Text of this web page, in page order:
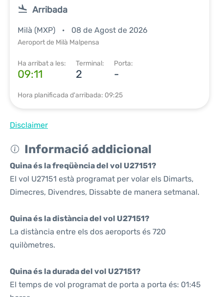
Arribada
Milà (MXP) 08 de Agost de 2026
Aeroport de Milà Malpensa
Ha arribat a les:
09:11
Terminal:
2
Porta:
-
Hora planificada d'arribada: 09:25
Disclaimer
Informació addicional
Quina és la freqüència del vol U27151?
El vol U27151 està programat per volar els Dimarts,
Dimecres, Divendres, Dissabte de manera setmanal.
Quina és la distància del vol U27151?
La distància entre els dos aeroports és 720
quilòmetres.
Quina és la durada del vol U27151?
El temps de vol programat de porta a porta és: 01:45